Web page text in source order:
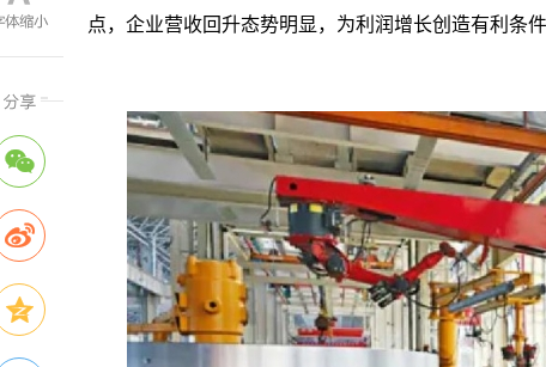
点，企业营收回升态势明显，为利润增长创造有利条件